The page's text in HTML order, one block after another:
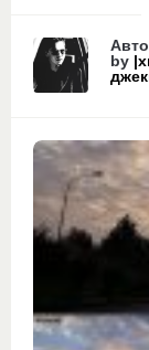
by